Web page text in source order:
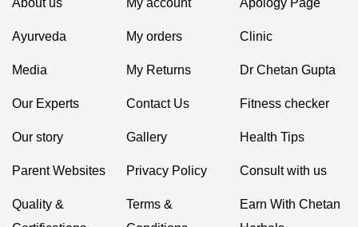
About us
Ayurveda
Media
Our Experts
Our story
Parent Websites
Quality &
My account
My orders
My Returns
Contact Us
Gallery
Privacy Policy
Terms &
Apology Page
Clinic
Dr Chetan Gupta
Fitness checker
Health Tips
Consult with us
Earn With Chetan